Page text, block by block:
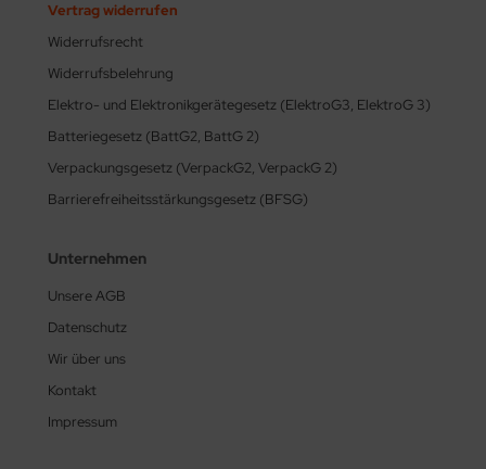
Vertrag widerrufen
Widerrufsrecht
Widerrufsbelehrung
Elektro- und Elektronikgerätegesetz (ElektroG3, ElektroG 3)
Batteriegesetz (BattG2, BattG 2)
Verpackungsgesetz (VerpackG2, VerpackG 2)
Barrierefreiheitsstärkungsgesetz (BFSG)
Unternehmen
Unsere AGB
Datenschutz
Wir über uns
Kontakt
Impressum